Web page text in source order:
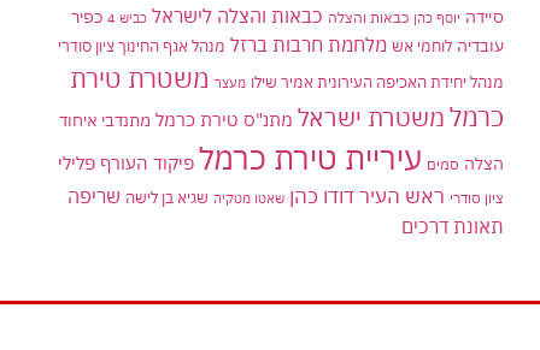
סיידה יוסף כהן כבאות והצלה כבאות והצלה לישראל כביש 4
כפיר
עובדיה לוחמי אש מלחמת חרבות ברזל מנהל אגף החינוך ציון סודרי
מנהל יחידת האכיפה העירונית אמיר שילו מעצר משטרת טירת
כרמלמשטרת ישראל מתנ"ס טירת כרמל מתנדבי איחוד
הצלה סמים עיריית טירת כרמל פיקוד העורף פלילי
ציון סודרי ראש העיר דודו כהן שאטו מטקיה שגיא בן לישה שריפה
תאונת דרכים